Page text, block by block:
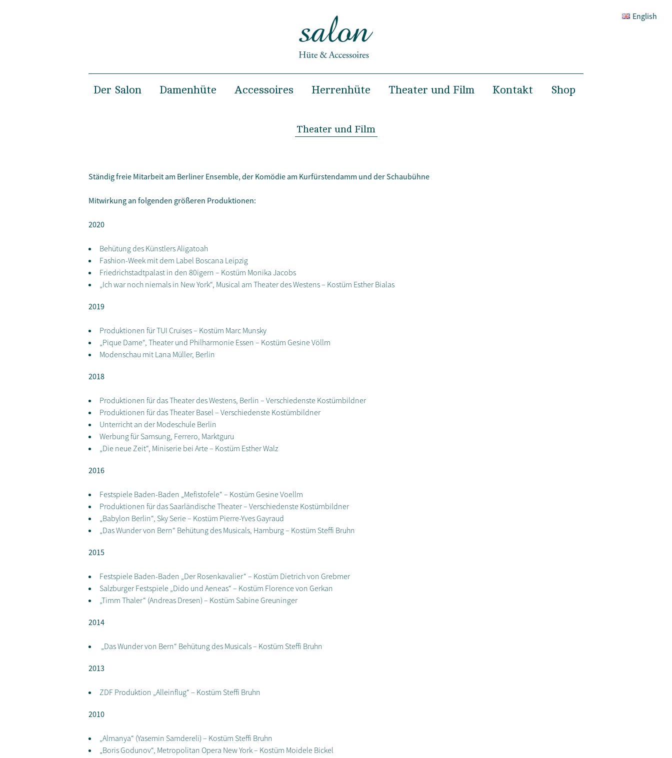
Der Salon Damenhüte
Fotoshooting & Modenschau
Accessoires
Turbane
Herrenhüte
Herbst & Winter
Theater und Film Kontakt Shop
Theater und Film
Ständig freie Mitarbeit am Berliner Ensemble, der Komödie am Kurfürstendamm und der Schaubühne
Mitwirkung an folgenden größeren Produktionen:
2020
Behütung des Künstlers Aligatoah
Fashion-Week mit dem Label Boscana Leipzig
Friedrichstadtpalast in den 80igern – Kostüm Monika Jacobs
„Ich war noch niemals in New York“, Musical am Theater des Westens – Kostüm Esther Bialas
2019
Produktionen für TUI Cruises – Kostüm Marc Munsky
„Pique Dame“, Theater und Philharmonie Essen – Kostüm Gesine Völlm
Modenschau mit Lana Müller, Berlin
2018
Produktionen für das Theater des Westens, Berlin – Verschiedenste Kostümbildner
Produktionen für das Theater Basel – Verschiedenste Kostümbildner
Unterricht an der Modeschule Berlin
Werbung für Samsung, Ferrero, Marktguru
„Die neue Zeit“, Miniserie bei Arte – Kostüm Esther Walz
2016
Festspiele Baden-Baden „Mefistofele“ – Kostüm Gesine Voellm
Produktionen für das Saarländische Theater – Verschiedenste Kostümbildner
„Babylon Berlin“, Sky Serie – Kostüm Pierre-Yves Gayraud
„Das Wunder von Bern“ Behütung des Musicals, Hamburg – Kostüm Steffi Bruhn
2015
Festspiele Baden-Baden „Der Rosenkavalier“ – Kostüm Dietrich von Grebmer
Salzburger Festspiele „Dido und Aeneas“ – Kostüm Florence von Gerkan
„Timm Thaler“ (Andreas Dresen) – Kostüm Sabine Greuninger
2014
„Das Wunder von Bern“ Behütung des Musicals – Kostüm Steffi Bruhn
2013
ZDF Produktion „Alleinflug“ – Kostüm Steffi Bruhn
2010
„Almanya“ (Yasemin Samdereli) – Kostüm Steffi Bruhn
„Boris Godunov“, Metropolitan Opera New York – Kostüm Moidele Bickel
English